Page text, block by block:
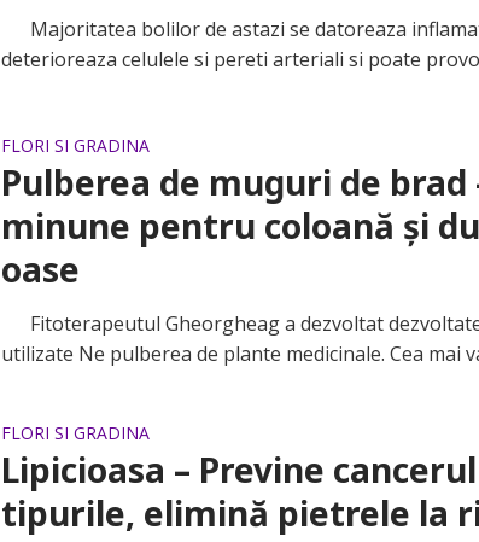
Majoritatea bolilor de astazi se datoreaza
deterioreaza celulele si pereti arteriali si poate
FLORI SI GRADINA
Pulberea de muguri de brad
minune pentru coloană și
oase
Fitoterapeutul Gheorgheag a dezvoltat
utilizate Ne pulberea de plante medicinale. Cea mai
FLORI SI GRADINA
Lipicioasa – Previne
tipurile, elimină pietrele la